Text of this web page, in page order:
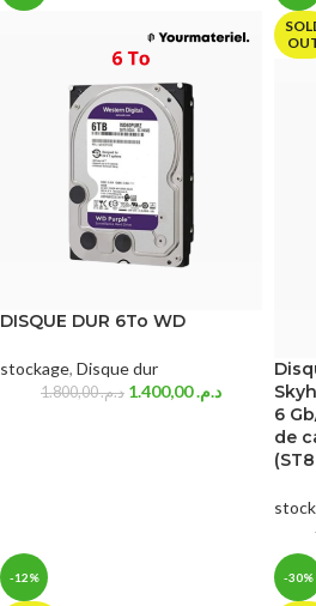
DISQUE DUR 6To WD
stockage, Disque dur
د.م.1.800,00 د.م.1.400,00
6
de
-12% -30%